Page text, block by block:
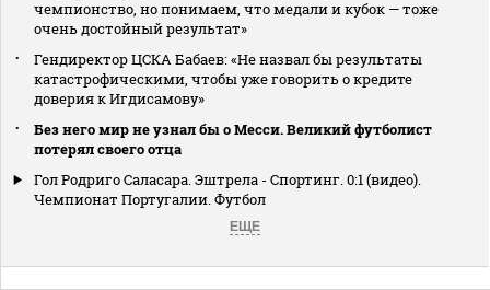
чемпионство, но понимаем, что медали и кубок — тоже
очень достойный результат»
Гендиректор ЦСКА Бабаев: «Не назвал бы результаты
катастрофическими, чтобы уже говорить о кредите
доверия к Игдисамову»
Без него мир не узнал бы о Месси. Великий футболист
потерял своего отца
Гол Родриго Саласара. Эштрела - Спортинг. 0:1 (видео).
Чемпионат Португалии. Футбол
ЕЩЕ